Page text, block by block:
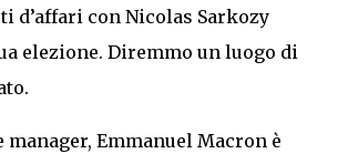
d’affari con Nicolas Sarkozy
elezione. Diremmo un luogo di
manager, Emmanuel Macron è